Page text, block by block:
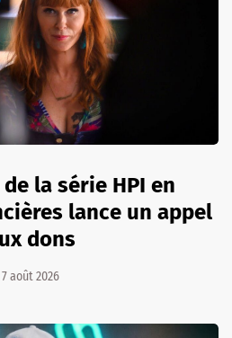
la série HPI en
lance un appel
dons
7 août 2026